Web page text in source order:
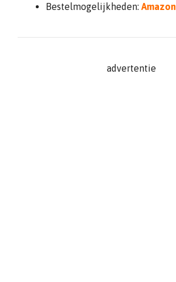
Bestelmogelijkheden: Amazon
advertentie